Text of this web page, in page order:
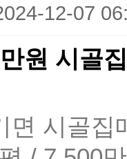
12-07
원 시골
면 시골